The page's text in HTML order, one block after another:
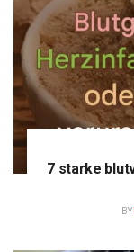
7 starke
BY